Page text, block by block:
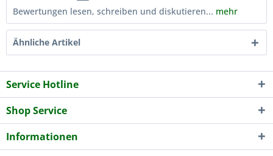
Bewertungen lesen, schreiben und diskutieren... mehr
Ähnliche Artikel
Service Hotline
Shop Service
Informationen